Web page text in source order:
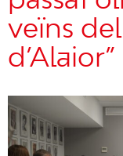
veïns
d’Alaior”